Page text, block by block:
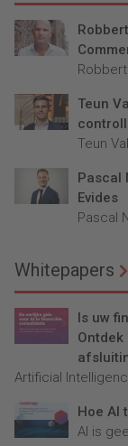
Teun
Teun
Pascal
Evides
Pascal
Whitepapers
Is uw
Artificial
Hoe AI
AI is